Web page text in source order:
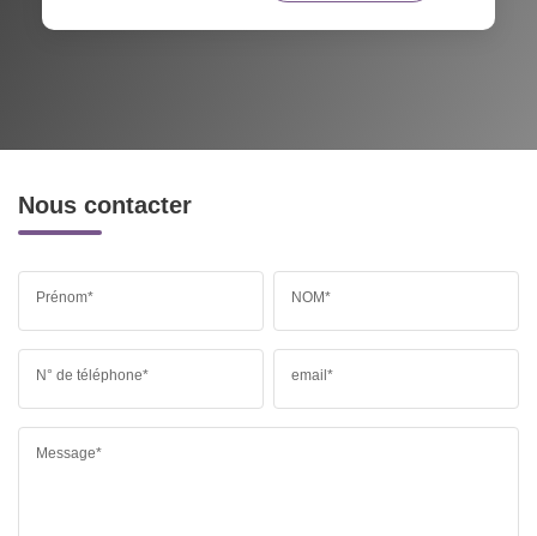
Nous contacter
Prénom* NOM*
N° de téléphone* email*
Message*